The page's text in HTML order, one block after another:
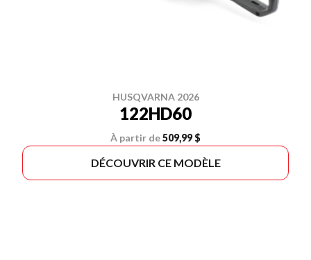
HUSQVARNA 2026
122HD60
À partir de509,99 $
DÉCOUVRIR CE MODÈLE